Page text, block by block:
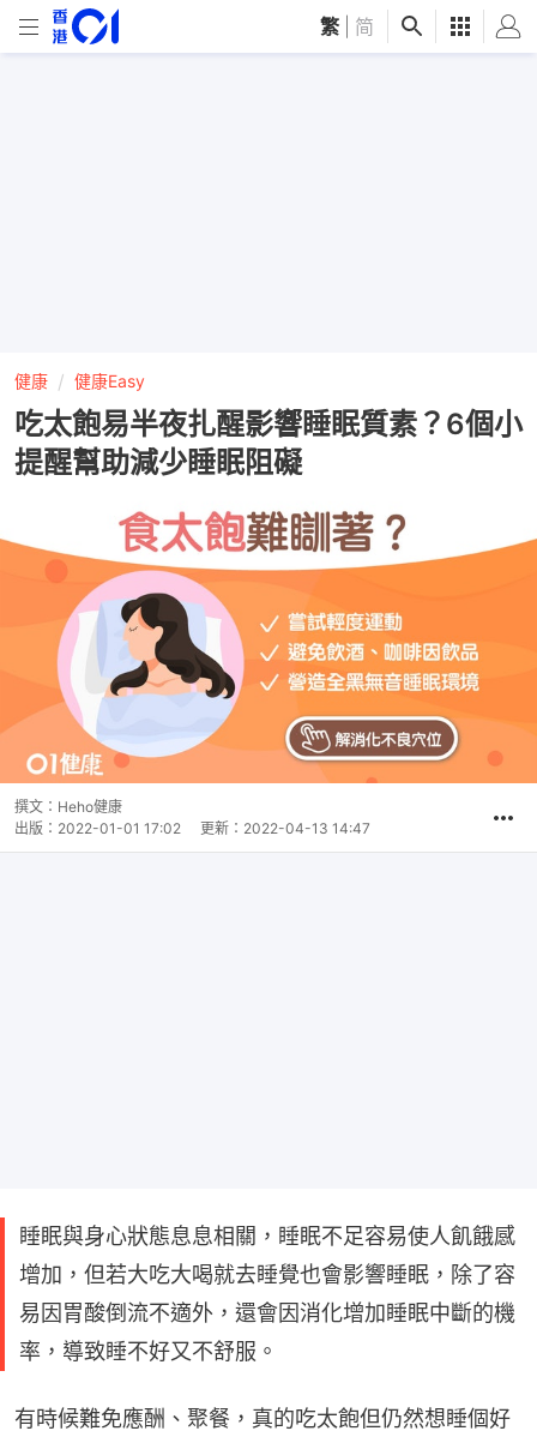
繁 简
健康 健康Easy
吃太飽易半夜扎醒影響睡眠質素？6個小
提醒幫助減少睡眠阻礙
撰文： Heho健康
出版： 2022-01-01 17:02 更新： 2022-04-13 14:47
睡眠與身心狀態息息相關，睡眠不足容易使人飢餓感
增加，但若大吃大喝就去睡覺也會影響睡眠，除了容
易因胃酸倒流不適外，還會因消化增加睡眠中斷的機
率，導致睡不好又不舒服。
有時候難免應酬、聚餐，真的吃太飽但仍然想睡個好